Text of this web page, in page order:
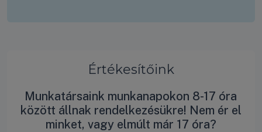
Értékesítőink
Munkatársaink munkanapokon 8-17 óra
között állnak rendelkezésükre! Nem ér el
minket, vagy elmúlt már 17 óra?